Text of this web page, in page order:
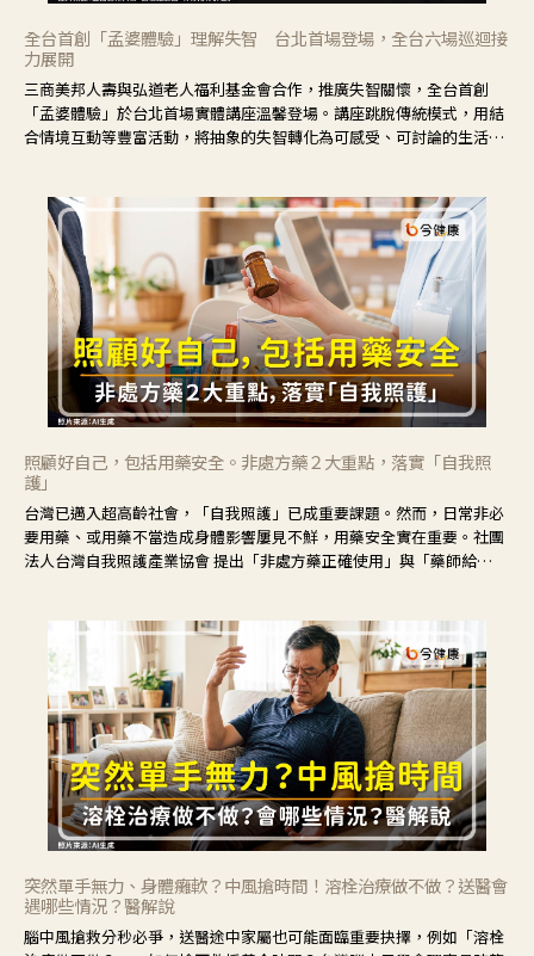
全台首創「孟婆體驗」理解失智 台北首場登場，全台六場巡迴接
力展開
三商美邦人壽與弘道老人福利基金會合作，推廣失智關懷，全台首創
「孟婆體驗」於台北首場實體講座溫馨登場。講座跳脫傳統模式，用結
合情境互動等豐富活動，將抽象的失智轉化為可感受、可討論的生活情
照顧好自己，包括用藥安全。非處方藥２大重點，落實「自我照
護」
台灣已邁入超高齡社會，「自我照護」已成重要課題。然而，日常非必
要用藥、或用藥不當造成身體影響屢見不鮮，用藥安全實在重要。社團
法人台灣自我照護產業協會 提出「非處方藥正確使用」與「藥師給
突然單手無力、身體癱軟？中風搶時間！溶栓治療做不做？送醫會
遇哪些情況？醫解說
腦中風搶救分秒必爭，送醫途中家屬也可能面臨重要抉擇，例如「溶栓